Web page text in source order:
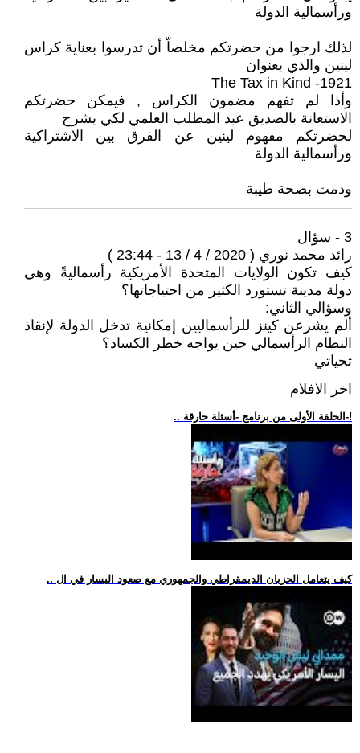
ورأسمالية الدولة
لذلك ارجوا من حضرتكم مخلصاّ أن تدرسوا بعناية كراس
لينين والذي بعنوان
The Tax in Kind -1921
وأذا لم تفهم مضمون الكراس , فيمكن حضرتكم
الاستعانة بالصديق عبد المطلب العلمي لكي يشرح
لحضرتكم مفهوم لينين عن الفرق بين الاشتراكية
ورأسمالية الدولة
ودمت بصحة طيبة
3 - سؤال
رائد محمد نوري ( 2020 / 4 / 13 - 23:44 )
كيف تكون الولايات المتحدة الأمريكية رأسماليةً وهي
دولة مدينة تستورد الكثير من احتياجاتها؟
وسؤالي الثاني:
ألم يشرعن كينز للرأسماليين إمكانية تدخل الدولة لإنقاذ
النظام الرأسمالي حين يواجه خطر الكساد؟
تحياتي
اخر الافلام
.. الحلقة الأولى من برنامج -أسئلة حارقة-!
.. كيف يتعامل الحزبان الديمقراطي والجمهوري مع صعود اليسار في ال